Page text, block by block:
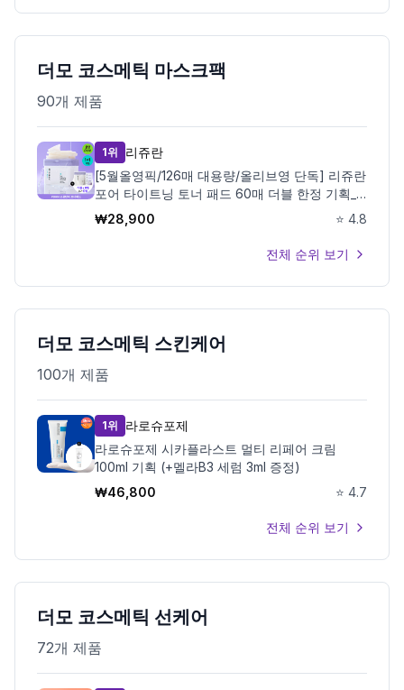
더모 코스메틱 마스크팩
90개 제품
1위
리쥬란
[5월올영픽/126매 대용량/올리브영 단독] 리쥬란
포어 타이트닝 토너 패드 60매 더블 한정 기획_
올영픽
₩28,900 ⭐ 4.8
전체 순위 보기
더모 코스메틱 스킨케어
100개 제품
1위
라로슈포제
라로슈포제 시카플라스트 멀티 리페어 크림
100ml 기획 (+멜라B3 세럼 3ml 증정)
₩46,800 ⭐ 4.7
전체 순위 보기
더모 코스메틱 선케어
72개 제품